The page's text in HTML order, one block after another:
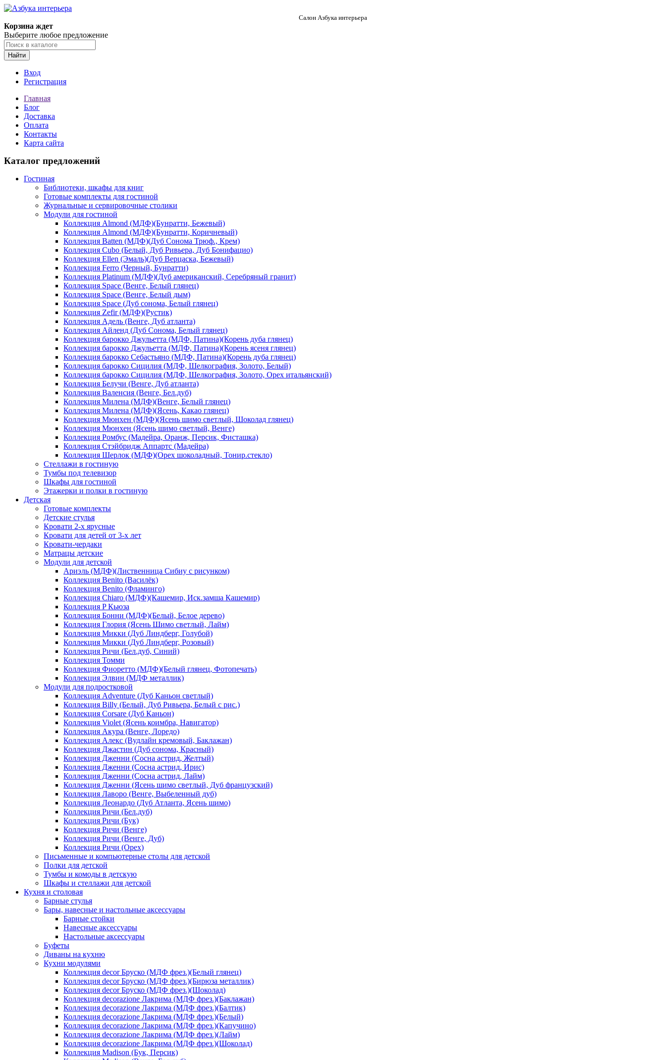
Салон Азбука интерьера
Корзина ждет
Выберите любое предложение
Найти
Вход
Регистрация
Главная
Блог
Доставка
Оплата
Контакты
Карта сайта
Каталог предложений
Гостиная
Библиотеки, шкафы для книг
Готовые комплекты для гостиной
Журнальные и сервировочные столики
Модули для гостиной
Коллекция Almond (МДФ)(Бунратти, Бежевый)
Коллекция Almond (МДФ)(Бунратти, Коричневый)
Коллекция Batten (МДФ)(Дуб Сонома Трюф., Крем)
Коллекция Cubo (Белый, Дуб Ривьера, Дуб Бонифацио)
Коллекция Ellen (Эмаль)(Дуб Верцаска, Бежевый)
Коллекция Ferro (Черный, Бунратти)
Коллекция Platinum (МДФ)(Дуб американский, Серебряный гранит)
Коллекция Space (Венге, Белый глянец)
Коллекция Space (Венге, Белый дым)
Коллекция Space (Дуб сонома, Белый глянец)
Коллекция Zefir (МДФ)(Рустик)
Коллекция Адель (Венге, Дуб атланта)
Коллекция Айленд (Дуб Сонома, Белый глянец)
Коллекция барокко Джульетта (МДФ, Патина)(Корень дуба глянец)
Коллекция барокко Джульетта (МДФ, Патина)(Корень ясеня глянец)
Коллекция барокко Себастьяно (МДФ, Патина)(Корень дуба глянец)
Коллекция барокко Сицилия (МДФ, Шелкография, Золото, Белый)
Коллекция барокко Сицилия (МДФ, Шелкография, Золото, Орех итальянский)
Коллекция Белучи (Венге, Дуб атланта)
Коллекция Валенсия (Венге, Бел.дуб)
Коллекция Милена (МДФ)(Венге, Белый глянец)
Коллекция Милена (МДФ)(Ясень, Какао глянец)
Коллекция Мюнхен (МДФ)(Ясень шимо светлый, Шоколад глянец)
Коллекция Мюнхен (Ясень шимо светлый, Венге)
Коллекция Ромбус (Мадейра, Оранж, Персик, Фисташка)
Коллекция Стэйбридж Аппартс (Мадейра)
Коллекция Шерлок (МДФ)(Орех шоколадный, Тонир.стекло)
Стеллажи в гостиную
Тумбы под телевизор
Шкафы для гостиной
Этажерки и полки в гостиную
Детская
Готовые комплекты
Детские стулья
Кровати 2-х ярусные
Кровати для детей от 3-х лет
Кровати-чердаки
Матрацы детские
Модули для детской
Ариэль (МДФ)(Лиственница Сибиу с рисунком)
Коллекция Benito (Василёк)
Коллекция Benito (Фламинго)
Коллекция Chiaro (МДФ)(Кашемир, Иск.замша Кашемир)
Коллекция P Кьюза
Коллекция Бонни (МДФ)(Белый, Белое дерево)
Коллекция Глория (Ясень Шимо светлый, Лайм)
Коллекция Микки (Дуб Линдберг, Голубой)
Коллекция Микки (Дуб Линдберг, Розовый)
Коллекция Ричи (Бел.дуб, Синий)
Коллекция Томми
Коллекция Фиоретто (МДФ)(Белый глянец, Фотопечать)
Коллекция Элвин (МДФ металлик)
Модули для подростковой
Коллекция Adventure (Дуб Каньон светлый)
Коллекция Billy (Белый, Дуб Ривьера, Белый с рис.)
Коллекция Corsare (Дуб Каньон)
Коллекция Violet (Ясень коимбра, Навигатор)
Коллекция Акура (Венге, Лоредо)
Коллекция Алекс (Вудлайн кремовый, Баклажан)
Коллекция Джастин (Дуб сонома, Красный)
Коллекция Дженни (Cосна астрид, Желтый)
Коллекция Дженни (Cосна астрид, Ирис)
Коллекция Дженни (Cосна астрид, Лайм)
Коллекция Дженни (Ясень шимо светлый, Дуб французский)
Коллекция Лаворо (Венге, Выбеленный дуб)
Коллекция Леонардо (Дуб Атланта, Ясень шимо)
Коллекция Ричи (Бел.дуб)
Коллекция Ричи (Бук)
Коллекция Ричи (Венге)
Коллекция Ричи (Венге, Дуб)
Коллекция Ричи (Орех)
Письменные и компьютерные столы для детской
Полки для детской
Тумбы и комоды в детскую
Шкафы и стеллажи для детской
Кухня и столовая
Барные стулья
Бары, навесные и настольные аксессуары
Барные стойки
Навесные аксессуары
Настольные аксессуары
Буфеты
Диваны на кухню
Кухни модулями
Коллекция decor Бруско (МДФ фрез.)(Белый глянец)
Коллекция decor Бруско (МДФ фрез.)(Бирюза металлик)
Коллекция decor Бруско (МДФ фрез.)(Шоколад)
Коллекция decorazione Лакрима (МДФ фрез.)(Баклажан)
Коллекция decorazione Лакрима (МДФ фрез.)(Балтик)
Коллекция decorazione Лакрима (МДФ фрез.)(Белый)
Коллекция decorazione Лакрима (МДФ фрез.)(Капучино)
Коллекция decorazione Лакрима (МДФ фрез.)(Лайм)
Коллекция decorazione Лакрима (МДФ фрез.)(Шоколад)
Коллекция Madison (Бук, Персик)